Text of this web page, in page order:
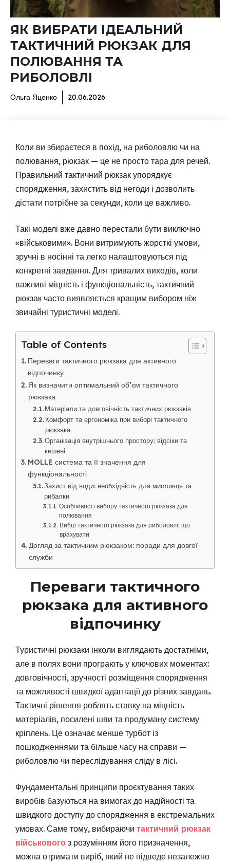
ЯК ВИБРАТИ ІДЕАЛЬНИЙ
ТАКТИЧНИЙ РЮКЗАК ДЛЯ
ПОЛЮВАННЯ ТА
РИБОЛОВЛІ
Ольга Яценко 20.06.2026
Коли ви збираєтеся в похід, на риболовлю чи на
полювання, рюкзак — це не просто тара для речей.
Правильний тактичний рюкзак упорядкує
спорядження, захистить від негоди і дозволить
дістати потрібне за секунди, коли це важливо.
Такі моделі вже давно перестали бути виключно
«військовими». Вони витримують жорсткі умови,
зручні в носінні та легко налаштовуються під
конкретні завдання. Для тривалих виходів, коли
важливі міцність і функціональність, тактичний
рюкзак часто виявляється кращим вибором ніж
звичайні туристичні моделі.
Table of Contents
Переваги тактичного рюкзака для активного
відпочинку
Як визначити оптимальний об’єм тактичного
рюкзака
Матеріали та довговічність тактичних рюкзаків
Комфорт та ергономіка при виборі тактичного
рюкзака
Організація внутрішнього простору: відсіки та
кишені
MOLLE система та її значення для
функціональності
Захист від води: необхідність для мисливця та
рибалки
Особливості вибору тактичного рюкзака для
полювання
Вибір тактичного рюкзака для риболовлі: що
врахувати
Догляд за тактичним рюкзаком: поради для довгої
служби
Переваги тактичного
рюкзака для активного
відпочинку
Туристичні рюкзаки інколи виглядають достатніми,
але в полях вони програють у ключових моментах:
довговічності, зручності розміщення спорядження
та можливості швидкої адаптації до різних завдань.
Тактичні рішення роблять ставку на міцність
матеріалів, посилені шви та продуману систему
кріплень. Це означає менше турбот із
пошкодженнями та більше часу на справи —
риболовлю чи переслідування сліду в лісі.
Фундаментальні принципи проєктування таких
виробів базуються на вимогах до надійності та
швидкого доступу до спорядження в екстремальних
умовах. Саме тому, вибираючи тактичний рюкзак
військового з розумінням його призначення,
можна отримати виріб, який не підведе незалежно